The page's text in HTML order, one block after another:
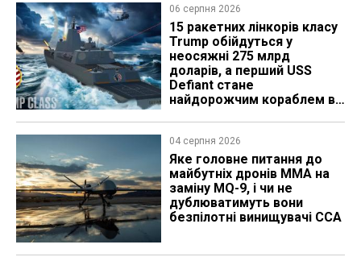
06 серпня 2026
15 ракетних лінкорів класу
Trump обійдуться у
неосяжні 275 млрд
доларів, а перший USS
Defiant стане
найдорожчим кораблем в
04 серпня 2026
Яке головне питання до
майбутніх дронів MMA на
заміну MQ-9, і чи не
дублюватимуть вони
безпілотні винищувачі CCA